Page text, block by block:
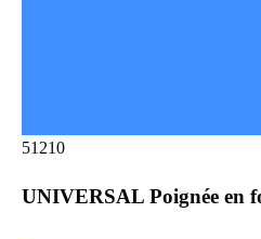
51210
UNIVERSAL Poignée en